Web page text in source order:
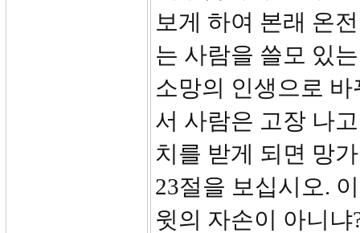
보게 하여 본래 온
는 사람을 쓸모 있
소망의 인생으로
서 사람은 고장 나
치를 받게 되면 망
23절을 보십시오.
윗의 자손이 아니냐